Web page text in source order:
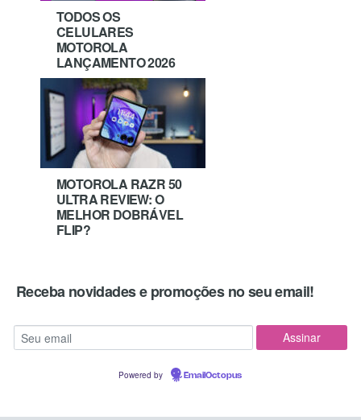
TODOS OS
CELULARES
MOTOROLA
LANÇAMENTO 2026
MOTOROLA RAZR 50
ULTRA REVIEW: O
MELHOR DOBRÁVEL
FLIP?
Receba novidades e promoções no seu email!
Powered by EmailOctopus